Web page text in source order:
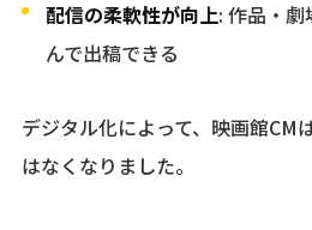
配信の柔軟性が向上: 作品・
んで出稿できる
デジタル化によって、映画館CM
はなくなりました。